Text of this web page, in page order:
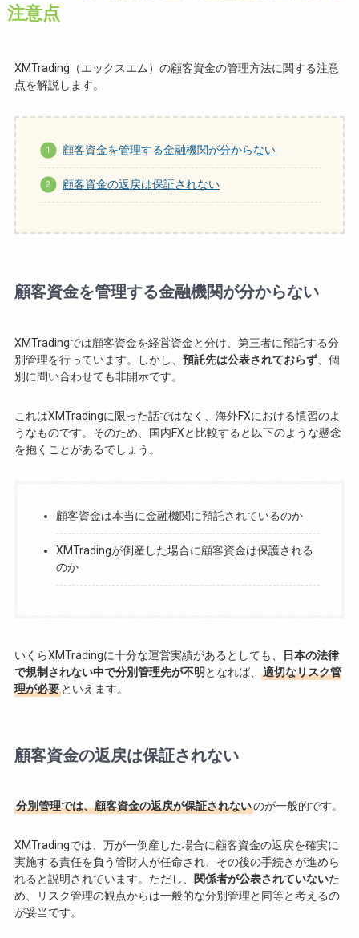
注意点
XMTrading（エックスエム）の顧客資金の管理方法に関する注意
点を解説します。
顧客資金を管理する金融機関が分からない
顧客資金の返戻は保証されない
顧客資金を管理する金融機関が分からない
XMTradingでは顧客資金を経営資金と分け、第三者に預託する分
別管理を行っています。しかし、 預託先は公表されておらず、個
別に問い合わせても非開示です。
これはXMTradingに限った話ではなく、海外FXにおける慣習のよ
うなものです。そのため、国内FXと比較すると以下のような懸念
を抱くことがあるでしょう。
顧客資金は本当に金融機関に預託されているのか
XMTradingが倒産した場合に顧客資金は保護される
のか
いくらXMTradingに十分な運営実績があるとしても、
日本の法律
で規制されない中で分別管理先が不明 となれば、
適切なリスク管
理が必要といえます。
顧客資金の返戻は保証されない
分別管理では、顧客資金の返戻が保証されないのが一般的です。
XMTradingでは、万が一倒産した場合に顧客資金の返戻を確実に
実施する責任を負う管財人が任命され、その後の手続きが進めら
れると説明されています。ただし、
関係者が公表されていないた
め、リスク管理の観点からは一般的な分別管理と同等と考えるの
が妥当です。